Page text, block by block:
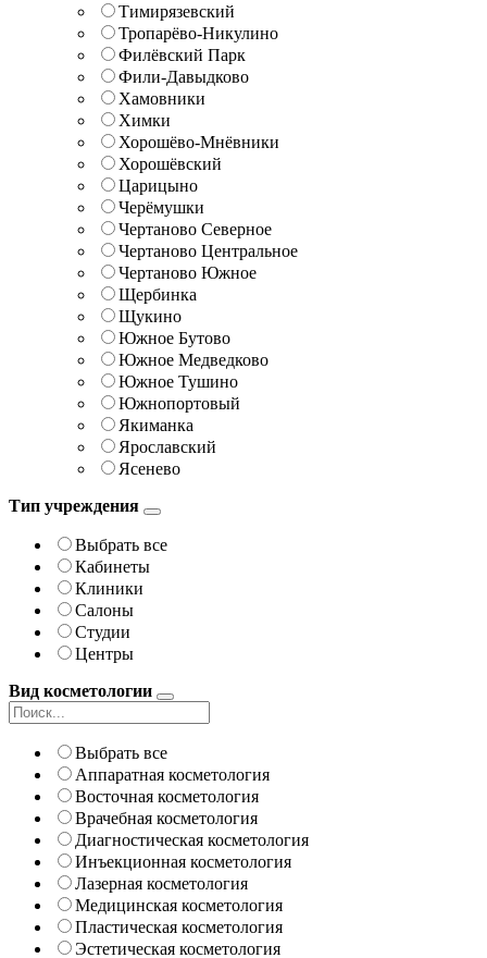
Тимирязевский
Тропарёво-Никулино
Филёвский Парк
Фили-Давыдково
Хамовники
Химки
Хорошёво-Мнёвники
Хорошёвский
Царицыно
Черёмушки
Чертаново Северное
Чертаново Центральное
Чертаново Южное
Щербинка
Щукино
Южное Бутово
Южное Медведково
Южное Тушино
Южнопортовый
Якиманка
Ярославский
Ясенево
Тип учреждения
Выбрать все
Кабинеты
Клиники
Салоны
Студии
Центры
Вид косметологии
Выбрать все
Аппаратная косметология
Восточная косметология
Врачебная косметология
Диагностическая косметология
Инъекционная косметология
Лазерная косметология
Медицинская косметология
Пластическая косметология
Эстетическая косметология